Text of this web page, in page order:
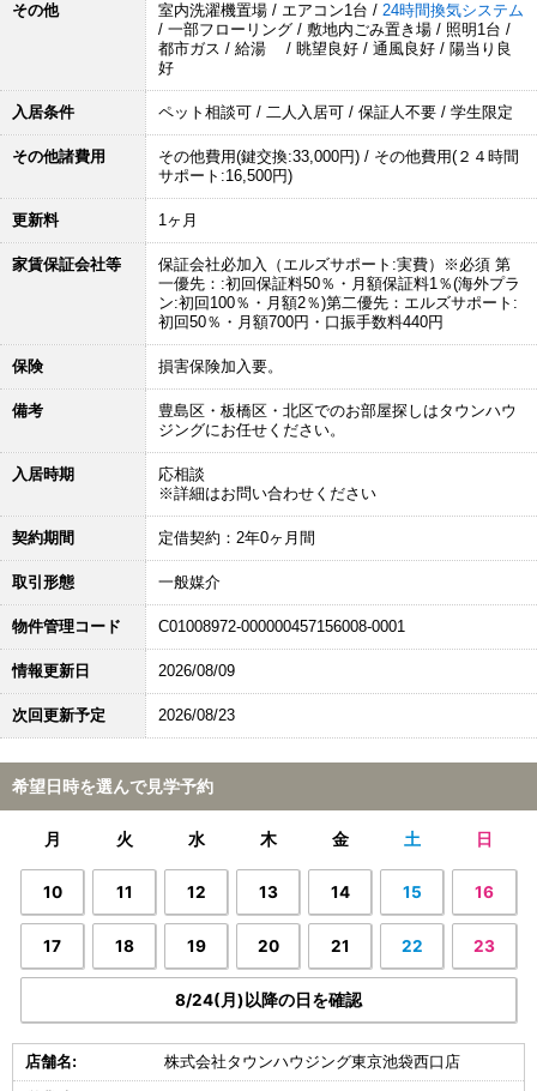
その他 室内洗濯機置場 / エアコン1台 / 24時間換気システム
/ 一部フローリング / 敷地内ごみ置き場 / 照明1台 /
都市ガス / 給湯 / 眺望良好 / 通風良好 / 陽当り良
好
入居条件 ペット相談可 / 二人入居可 / 保証人不要 / 学生限定
その他諸費用
その他費用(鍵交換:33,000円) / その他費用(２４時間
サポート:16,500円)
更新料 1ヶ月
家賃保証会社等
保証会社必加入（エルズサポート:実費）※必須 第
一優先：:初回保証料50％・月額保証料1％(海外プラ
ン:初回100％・月額2％)第二優先：エルズサポート:
初回50％・月額700円・口振手数料440円
保険 損害保険加入要。
備考
豊島区・板橋区・北区でのお部屋探しはタウンハウ
ジングにお任せください。
入居時期
応相談
※詳細はお問い合わせください
契約期間 定借契約：2年0ヶ月間
取引形態 一般媒介
物件管理コード C01008972-000000457156008-0001
情報更新日 2026/08/09
次回更新予定 2026/08/23
希望日時を選んで見学予約
月 火 水 木 金 土 日
10 11 12 13 14 15 16
17 18 19 20 21 22 23
8/24(月)以降の日を確認
店舗名: 株式会社タウンハウジング東京池袋西口店